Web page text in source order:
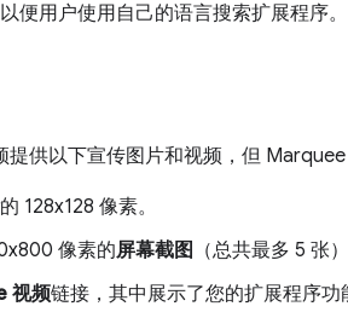
以便用户使用自己的语言搜索扩展程序。
提供以下宣传图片和视频，但
的 128x128 像素。
像素的屏幕截图 （总共最多 5 张）
视频链接，其中展示了您的扩展程序功